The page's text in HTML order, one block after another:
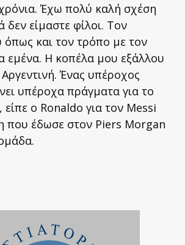
Έχω πολύ καλή σχέση
δεν είμαστε φίλοι. Τον
όπως και τον τρόπο με τον
εμένα. Η κοπέλα μου εξάλλου
Ένας υπέροχος
υπέροχα πράγματα για το
ο Ronaldo για τον Messi
που έδωσε στον Piers Morgan